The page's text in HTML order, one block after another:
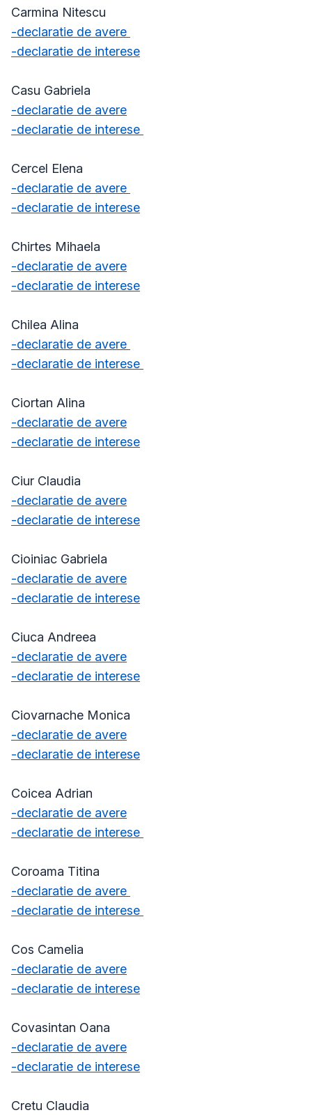
Carmina Nitescu
-declaratie de avere
-declaratie de interese
Casu Gabriela
-declaratie de avere
-declaratie de interese
Cercel Elena
-declaratie de avere
-declaratie de interese
Chirtes Mihaela
-declaratie de avere
-declaratie de interese
Chilea Alina
-declaratie de avere
-declaratie de interese
Ciortan Alina
-declaratie de avere
-declaratie de interese
Ciur Claudia
-declaratie de avere
-declaratie de interese
Cioiniac Gabriela
-declaratie de avere
-declaratie de interese
Ciuca Andreea
-declaratie de avere
-declaratie de interese
Ciovarnache Monica
-declaratie de avere
-declaratie de interese
Coicea Adrian
-declaratie de avere
-declaratie de interese
Coroama Titina
-declaratie de avere
-declaratie de interese
Cos Camelia
-declaratie de avere
-declaratie de interese
Covasintan Oana
-declaratie de avere
-declaratie de interese
Cretu Claudia